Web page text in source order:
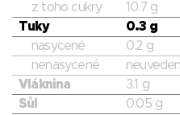
z toho cukry
10.7 g
Tuky
0.3 g
nasycené
0.2 g
nenasycené
Vláknina
3.1 g
Sůl
0.05 g